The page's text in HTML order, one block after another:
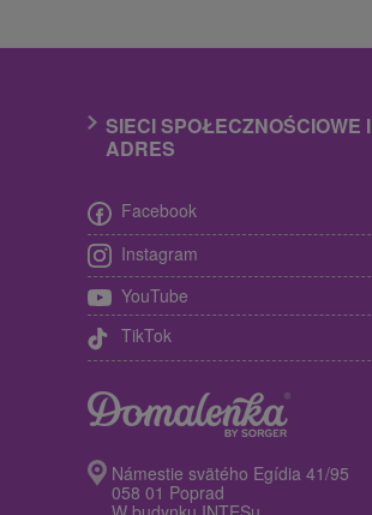
SIECI SPOŁECZNOŚCIOWE I
ADRES
Facebook
Instagram
YouTube
TikTok
Námestie svätého Egídia 41/95
058 01 Poprad